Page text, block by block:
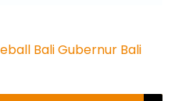
BaliGubernur Bali